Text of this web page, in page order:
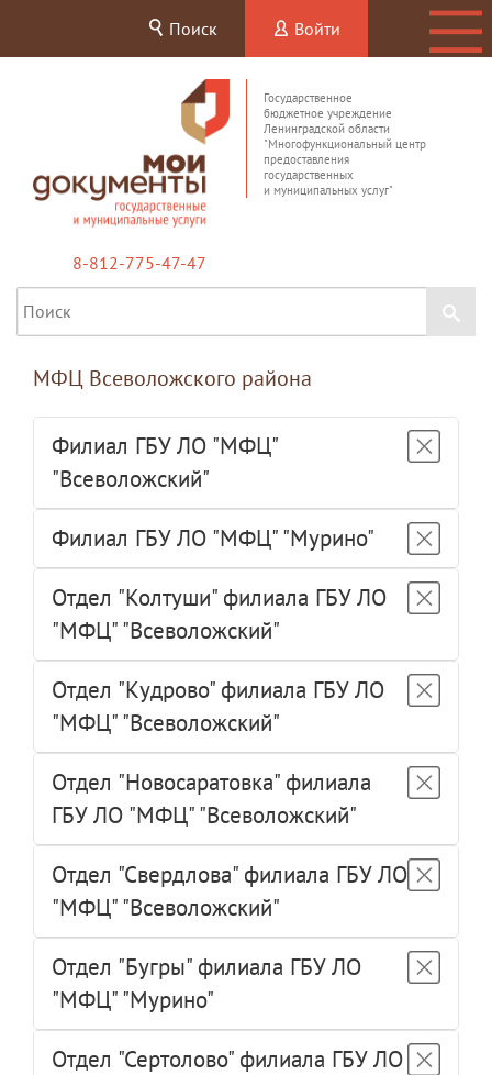
Поиск Войти
Государственное
бюджетное учреждение
Ленинградской области
"Многофункциональный центр
предоставления
государственных
и муниципальных услуг"
8-812-775-47-47
МФЦ Всеволожского района
Филиал ГБУ ЛО "МФЦ"
"Всеволожский"
Филиал ГБУ ЛО "МФЦ" "Мурино"
Отдел "Колтуши" филиала ГБУ ЛО
"МФЦ" "Всеволожский"
Отдел "Кудрово" филиала ГБУ ЛО
"МФЦ" "Всеволожский"
Отдел "Новосаратовка" филиала
ГБУ ЛО "МФЦ" "Всеволожский"
Отдел "Свердлова" филиала ГБУ ЛО
"МФЦ" "Всеволожский"
Отдел "Бугры" филиала ГБУ ЛО
"МФЦ" "Мурино"
Отдел "Сертолово" филиала ГБУ ЛО